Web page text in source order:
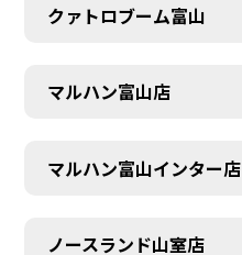
クァトロブーム富山
マルハン富山店
マルハン富山インター店
ノースランド山室店